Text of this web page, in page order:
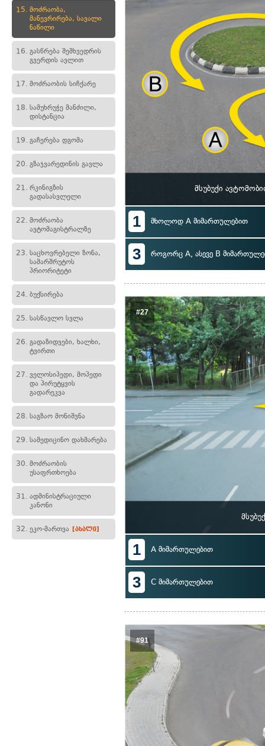
15. მოძრაობა,
მანევრირება, სავალი
ნაწილი
16. გასწრება შემხვედრის
გვერდის ავლით
17. მოძრაობის სიჩქარე
18. სამუხრუჭე მანძილი,
დისტანცია
19. გაჩერება დგომა
20. გზაჯვარედინის გავლა
21. რკინიგზის
გადასასვლელი
22. მოძრაობა
ავტომაგისტრალზე
23. საცხოვრებელი ზონა,
სამარშრუტოს
პრიორიტეტი
24. ბუქსირება
25. სასწავლო სვლა
26. გადაზიდვები, ხალხი,
ტვირთი
27. ველოსიპედი, მოპედი
და პირუტყვის
გადარეკვა
28. საგზაო მონიშვნა
29. სამედიცინო დახმარება
30. მოძრაობის
უსაფრთხოება
31. ადმინისტრაციული
კანონი
32. ეკო-მართვა [ახალი]
მსუბუქი
1 მხოლოდ A მიმართულებით
3 როგორც A, ასევე B
#27
1 A მიმართულებით
3 C მიმართულებით
#91